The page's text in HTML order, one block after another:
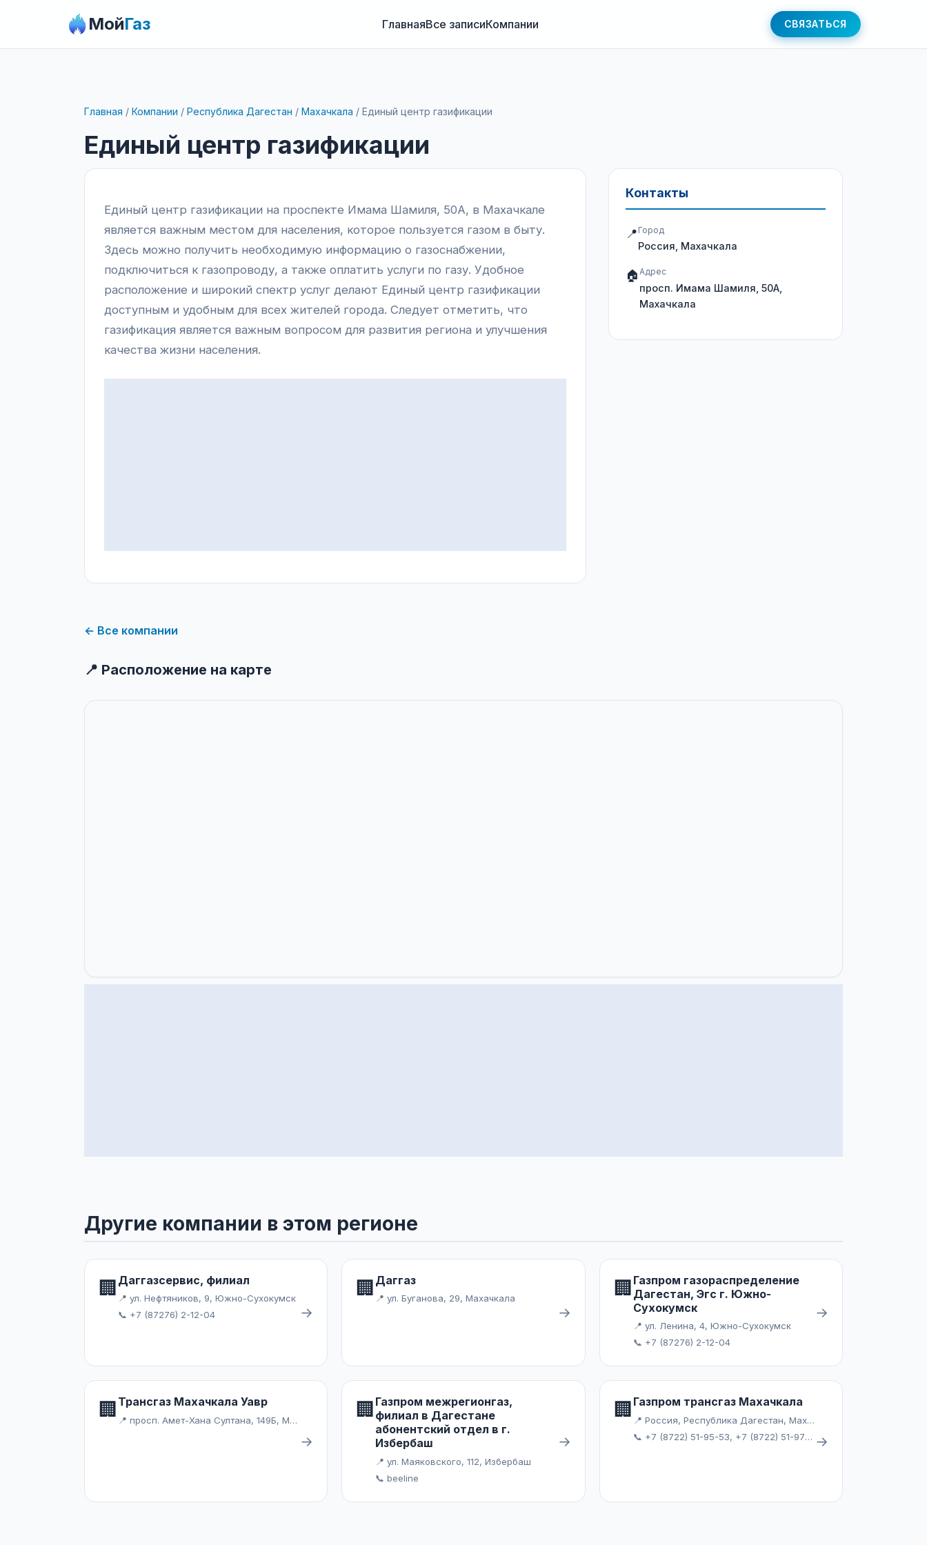
МойГаз ГлавнаяВсе записиКомпании СВЯЗАТЬСЯ
Главная / Компании / Республика Дагестан / Махачкала / Единый центр газификации
Единый центр газификации
Единый центр газификации на проспекте Имама Шамиля, 50А, в Махачкале
является важным местом для населения, которое пользуется газом в быту.
Здесь можно получить необходимую информацию о газоснабжении,
подключиться к газопроводу, а также оплатить услуги по газу. Удобное
расположение и широкий спектр услуг делают Единый центр газификации
доступным и удобным для всех жителей города. Следует отметить, что
газификация является важным вопросом для развития региона и улучшения
качества жизни населения.
Контакты
📍 Город
Россия, Махачкала
🏠 Адрес
просп. Имама Шамиля, 50А,
Махачкала
← Все компании
📍 Расположение на карте
Другие компании в этом регионе
🏢 Даггазсервис, филиал
📍 ул. Нефтяников, 9, Южно-Сухокумск
📞 +7 (87276) 2-12-04
→
🏢 Даггаз
📍 ул. Буганова, 29, Махачкала
→
🏢 Газпром газораспределение
Дагестан, Эгс г. Южно-
Сухокумск
📍 ул. Ленина, 4, Южно-Сухокумск
📞 +7 (87276) 2-12-04
→
🏢 Трансгаз Махачкала Уавр
📍 просп. Амет-Хана Султана, 149Б, Махачкала
→
🏢 Газпром межрегионгаз,
филиал в Дагестане
абонентский отдел в г.
Избербаш
📍 ул. Маяковского, 112, Избербаш
📞 beeline
→
🏢 Газпром трансгаз Махачкала
📍 Россия, Республика Дагестан, Махачкала, 1-й тупик Хаджи Булача
📞 +7 (8722) 51-95-53, +7 (8722) 51-97-84 →